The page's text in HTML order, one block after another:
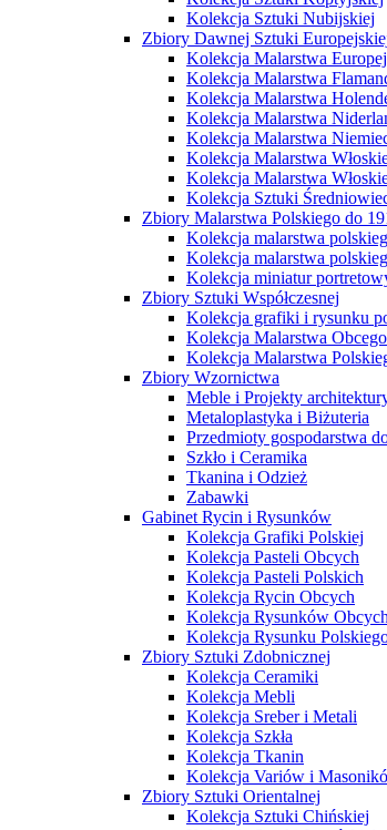
Kolekcja Sztuki Nubijskiej
Zbiory Dawnej Sztuki
Kolekcja Malarstwa
Kolekcja Malarstwa
Kolekcja Malarstwa
Kolekcja Malarstwa
Kolekcja Malarstwa
Kolekcja Malarstwa
Kolekcja Malarstwa
Kolekcja Sztuki
Zbiory Malarstwa Polskiego do
Kolekcja malarstwa
Kolekcja malarstwa
Kolekcja miniatur
Zbiory Sztuki Współczesnej
Kolekcja grafiki i rysunku
Kolekcja Malarstwa Obcego
Kolekcja Malarstwa
Zbiory Wzornictwa
Meble i Projekty
Metaloplastyka i Biżuteria
Przedmioty gospodarstwa
Szkło i Ceramika
Tkanina i Odzież
Zabawki
Gabinet Rycin i Rysunków
Kolekcja Grafiki Polskiej
Kolekcja Pasteli Obcych
Kolekcja Pasteli Polskich
Kolekcja Rycin Obcych
Kolekcja Rysunków Obcych
Kolekcja Rysunku
Zbiory Sztuki Zdobnicznej
Kolekcja Ceramiki
Kolekcja Mebli
Kolekcja Sreber i Metali
Kolekcja Szkła
Kolekcja Tkanin
Kolekcja Variów i
Zbiory Sztuki Orientalnej
Kolekcja Sztuki Chińskiej